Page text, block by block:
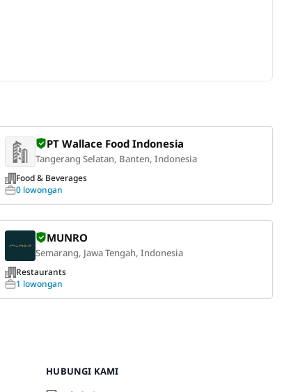
PT Wallace Food Indonesia
Tangerang Selatan, Banten, Indonesia
Food & Beverages
0 lowongan
MUNRO
Semarang, Jawa Tengah, Indonesia
Restaurants
1 lowongan
HUBUNGI KAMI